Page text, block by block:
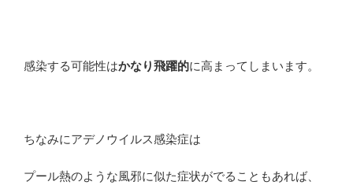
感染する可能性はかなり飛躍的に高まってしまいます。
ちなみにアデノウイルス感染症は
プール熱のような風邪に似た症状がでることもあれば、